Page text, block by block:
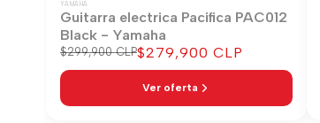
YAMAHA
Guitarra electrica Pacifica PAC012
Black - Yamaha
Precio
$299,900 CLPPrecio
de
venta
$279,900 CLP
Ver oferta